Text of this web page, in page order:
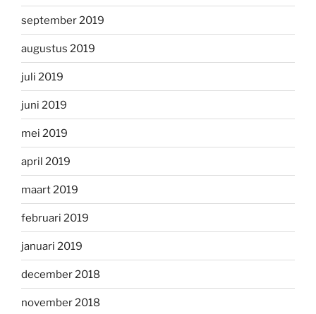
september 2019
augustus 2019
juli 2019
juni 2019
mei 2019
april 2019
maart 2019
februari 2019
januari 2019
december 2018
november 2018